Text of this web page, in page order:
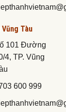
Tàu
101 Đường
4, TP. Vũng
600 999